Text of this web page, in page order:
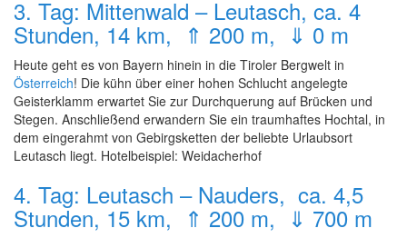
3. Tag: Mittenwald – Leutasch, ca. 4
Stunden, 14 km, ⇑ 200 m, ⇓ 0 m
Heute geht es von Bayern hinein in die Tiroler Bergwelt in
Österreich! Die kühn über einer hohen Schlucht angelegte
Geisterklamm erwartet Sie zur Durchquerung auf Brücken und
Stegen. Anschließend erwandern Sie ein traumhaftes Hochtal, in
dem eingerahmt von Gebirgsketten der beliebte Urlaubsort
Leutasch liegt. Hotelbeispiel: Weidacherhof
4. Tag: Leutasch – Nauders, ca. 4,5
Stunden, 15 km, ⇑ 200 m, ⇓ 700 m